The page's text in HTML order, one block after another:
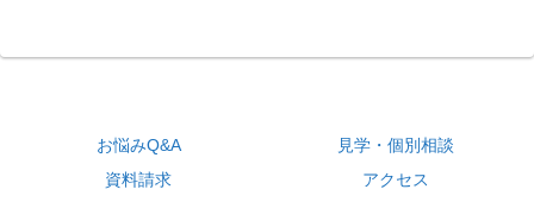
お悩みQ&A
見学・個別相談
資料請求
アクセス